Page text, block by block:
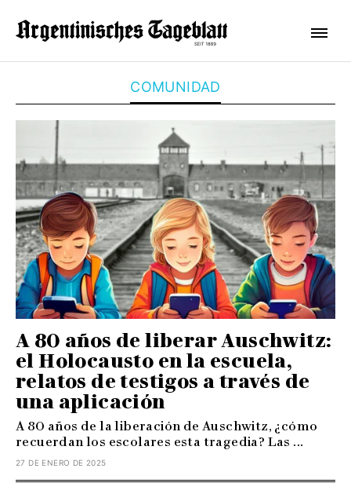
COMUNIDAD
A 80 años de liberar Auschwitz:
el Holocausto en la escuela,
relatos de testigos a través de
una aplicación
A 80 años de la liberación de Auschwitz, ¿cómo
recuerdan los escolares esta tragedia? Las ...
27 DE ENERO DE 2025